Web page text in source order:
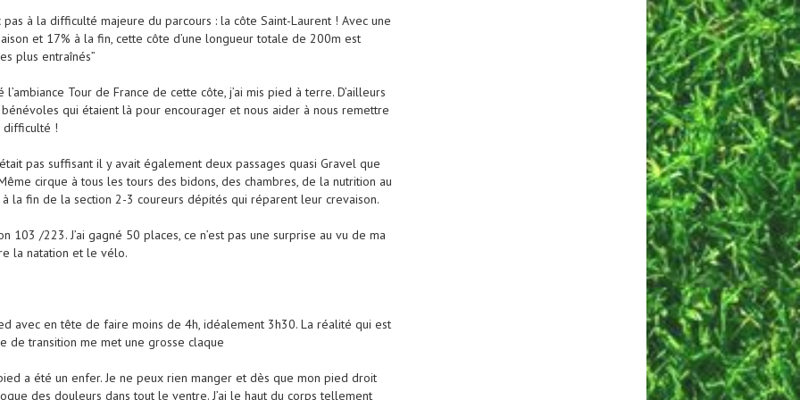
pas à la difficulté majeure du parcours : la côte Saint-Laurent ! Avec une
et 17% à la fin, cette côte d’une longueur totale de 200m est
plus entraînés”
Tour de France de cette côte, j’ai mis pied à terre. D’ailleurs
qui étaient là pour encourager et nous aider à nous remettre
difficulté !
pas suffisant il y avait également deux passages quasi Gravel que
cirque à tous les tours des bidons, des chambres, de la nutrition au
la fin de la section 2-3 coureurs dépités qui réparent leur crevaison.
103 /223. J’ai gagné 50 places, ce n’est pas une surprise au vu de ma
la natation et le vélo.
avec en tête de faire moins de 4h, idéalement 3h30. La réalité qui est
de transition me met une grosse claque
a été un enfer. Je ne peux rien manger et dès que mon pied droit
des douleurs dans tout le ventre. J’ai le haut du corps tellement